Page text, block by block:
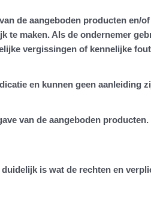
de aangeboden producten en/
maken. Als de ondernemer
vergissingen of kennelijke
en kunnen geen
van de aangeboden
is wat de rechten en